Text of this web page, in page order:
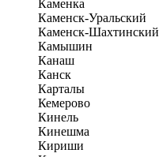
Каменка
Каменск-Уральский
Каменск-Шахтинский
Камышин
Канаш
Канск
Карталы
Кемерово
Кинель
Кинешма
Кириши